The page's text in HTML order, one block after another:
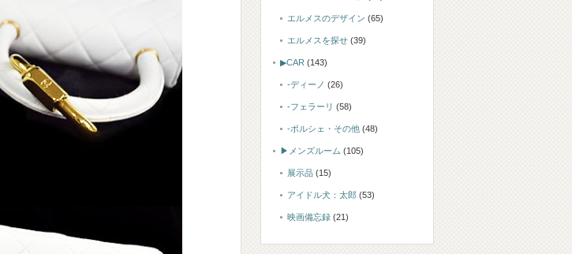
エルメスのデザイン (65)
エルメスを探せ (39)
▶CAR (143)
-ディーノ (26)
-フェラーリ (58)
-ポルシェ・その他 (48)
▶メンズルーム (105)
展示品 (15)
アイドル犬：太郎 (53)
映画備忘録 (21)